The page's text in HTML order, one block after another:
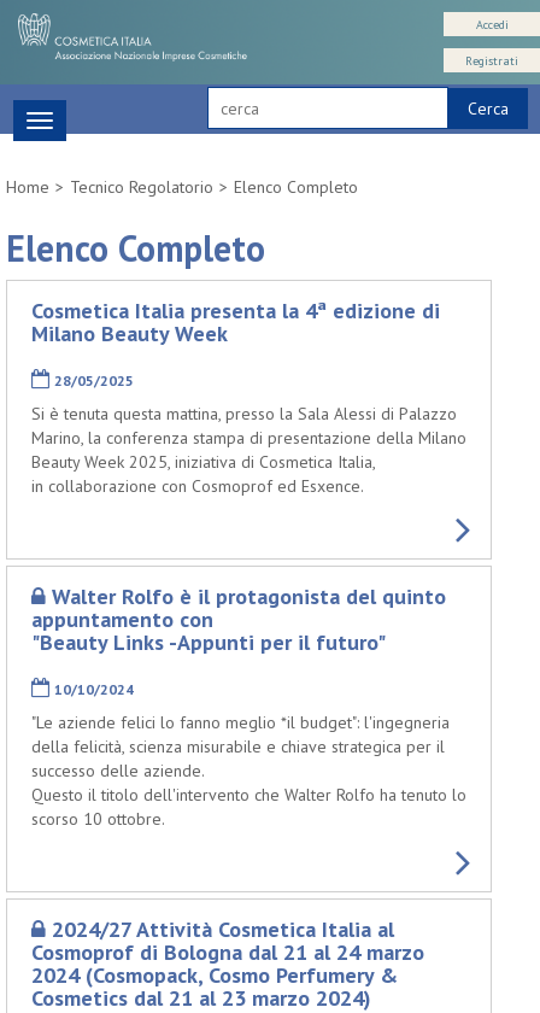
Cerca
Accedi
Registrati
Toggle
navigation
Home
Tecnico Regolatorio Elenco Completo
Elenco Completo
Cosmetica Italia presenta la 4ª edizione di
Milano Beauty Week
28/05/2025
Si è tenuta questa mattina, presso la Sala Alessi di Palazzo
Marino, la conferenza stampa di presentazione della Milano
Beauty Week 2025, iniziativa di Cosmetica Italia,
in collaborazione con Cosmoprof ed Esxence.
Walter Rolfo è il protagonista del quinto
appuntamento con
"Beauty Links -Appunti per il futuro"
10/10/2024
"Le aziende felici lo fanno meglio *il budget": l'ingegneria
della felicità, scienza misurabile e chiave strategica per il
successo delle aziende.
Questo il titolo dell'intervento che Walter Rolfo ha tenuto lo
scorso 10 ottobre.
2024/27 Attività Cosmetica Italia al
Cosmoprof di Bologna dal 21 al 24 marzo
2024 (Cosmopack, Cosmo Perfumery &
Cosmetics dal 21 al 23 marzo 2024)